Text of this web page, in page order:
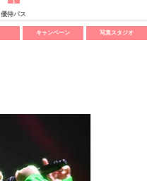
優待パス
キャンペーン 写真スタジオ